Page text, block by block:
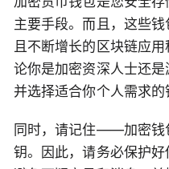
主要手段。而且，这些
且不断增长的区块链应
论你是加密资深人士还
并选择适合你个人需求的
同时，请记住——加密钱
钥。因此，请务必保护好